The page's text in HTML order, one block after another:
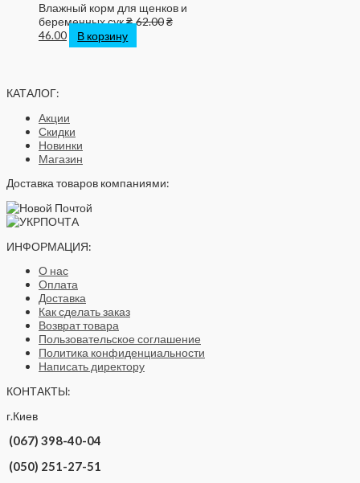
Влажный корм для щенков и
беременных сук₴ 62.00₴
46.00
В корзину
КАТАЛОГ:
Акции
Скидки
Новинки
Магазин
Доставка товаров компаниями:
ИНФОРМАЦИЯ:
О нас
Оплата
Доставка
Как сделать заказ
Возврат товара
Пользовательское соглашение
Политика конфиденциальности
Написать директору
КОНТАКТЫ:
г.Киев
(067) 398-40-04
(050) 251-27-51